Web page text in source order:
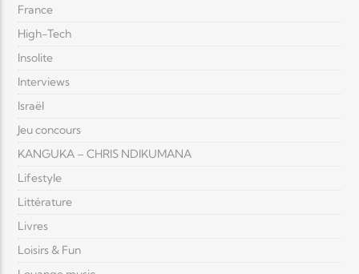
France
High-Tech
Insolite
Interviews
Israël
Jeu concours
KANGUKA – CHRIS NDIKUMANA
Lifestyle
Littérature
Livres
Loisirs & Fun